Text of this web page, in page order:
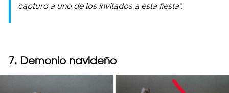
capturó a uno de los invitados a esta fiesta”.
7. Demonio navideño